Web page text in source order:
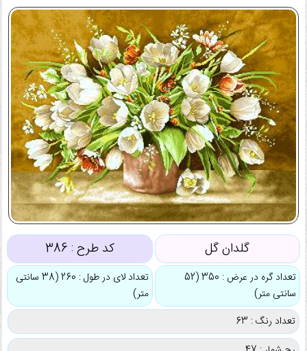
گلدان گل کد طرح : 386
تعداد گره در عرض : 350 (52
سانتی متر)
تعداد لای در طول : 260 (38 سانتی
متر)
تعداد رنگ : 63